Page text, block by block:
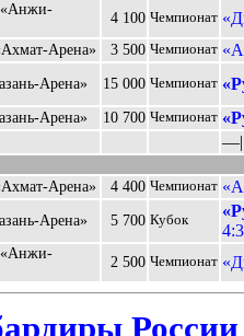
«Анжи-
4 100 Чемпионат
Арена» 3 500 Чемпионат
Арена» 15 000 Чемпионат
Арена» 10 700 Чемпионат
Арена» 4 400 Чемпионат
Арена» 5 700 Кубок
«Анжи-
2 500 Чемпионат
России